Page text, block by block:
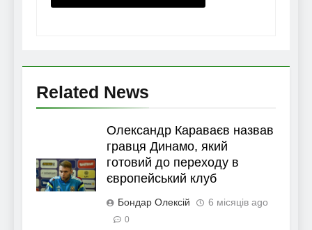
Related News
Олександр Караваєв назвав
гравця Динамо, який
готовий до переходу в
європейський клуб
Бондар Олексій 6 місяців ago
0